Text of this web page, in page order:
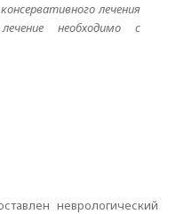
лечения
необходимо с
неврологический